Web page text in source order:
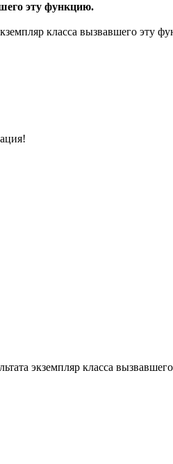
эту функцию.
класса вызвавшего эту
экземпляр класса